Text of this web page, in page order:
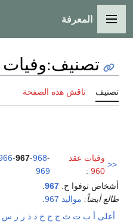
القائمة الرئيسية
المعرفة
تصنيف:وفيات 967
تصنيف ناقش هذه الصفحة
<<
وفيات عقد
960
:
-967-968-
969
أشخاص توفوا ح. 967
طالع أيضاً: مواليد 967
أعلى أ ب ت ث ج ح خ د ذ ر ز س